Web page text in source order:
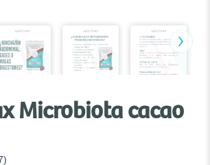
›
Microbiota cacao